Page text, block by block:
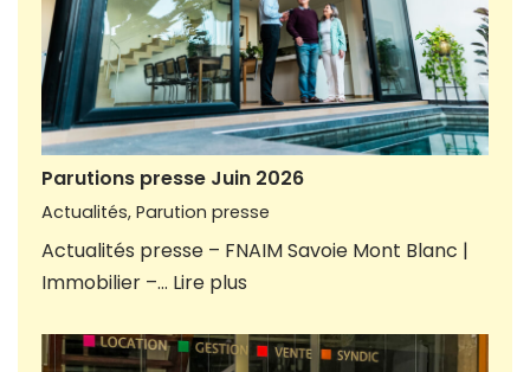
Parutions presse Juin 2026
Actualités, Parution presse
Actualités presse – FNAIM Savoie Mont Blanc |
Immobilier –… Lire plus